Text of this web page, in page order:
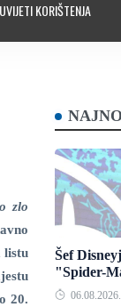
KORIŠTENJA
zlo
listu
20.
Šef
"Spider-
06.08.2026.